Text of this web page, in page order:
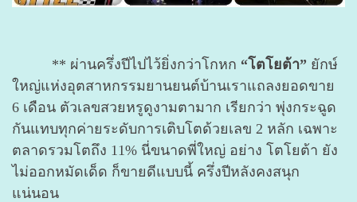
** ผ่านครึ่งปีไปไว้ยิ่งกว่าโกหก “โตโยต้า” ยักษ์
ใหญ่แห่งอุตสาหกรรมยานยนต์บ้านเราแถลงยอดขาย
6 เดือน ตัวเลขสวยหรูดูงามตามาก เรียกว่า พุ่งกระฉูด
กันแทบทุกค่ายระดับการเติบโตด้วยเลข 2 หลัก เฉพาะ
ตลาดรวมโตถึง 11% นี่ขนาดพี่ใหญ่ อย่าง โตโยต้า ยัง
ไม่ออกหมัดเด็ด ก็ขายดีแบบนี้ ครึ่งปีหลังคงสนุก
แน่นอน